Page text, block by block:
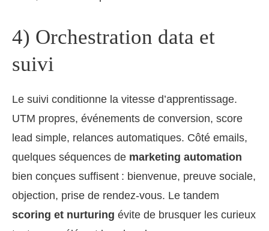
4) Orchestration data et
suivi
Le suivi conditionne la vitesse d’apprentissage.
UTM propres, événements de conversion, score
lead simple, relances automatiques. Côté emails,
quelques séquences de marketing automation
bien conçues suffisent : bienvenue, preuve sociale,
objection, prise de rendez‑vous. Le tandem
scoring et nurturing évite de brusquer les curieux